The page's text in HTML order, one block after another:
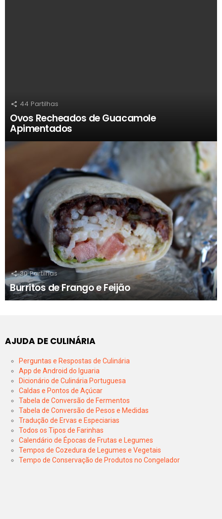
44 Partilhas
Ovos Recheados de Guacamole
Apimentados
30 Partilhas
Burritos de Frango e Feijão
AJUDA DE CULINÁRIA
Perguntas e Respostas de Culinária
App de Android do Iguaria
Dicionário de Culinária Portuguesa
Caldas e Pontos de Açúcar
Tabela de Conversão de Fermentos
Tabela de Conversão de Pesos e Medidas
Tradução de Ervas e Especiarias
Todos os Tipos de Farinhas
Calendário de Épocas de Frutas e Legumes
Tempos de Cozedura de Legumes e Vegetais
Tempo de Conservação de Produtos no Congelador